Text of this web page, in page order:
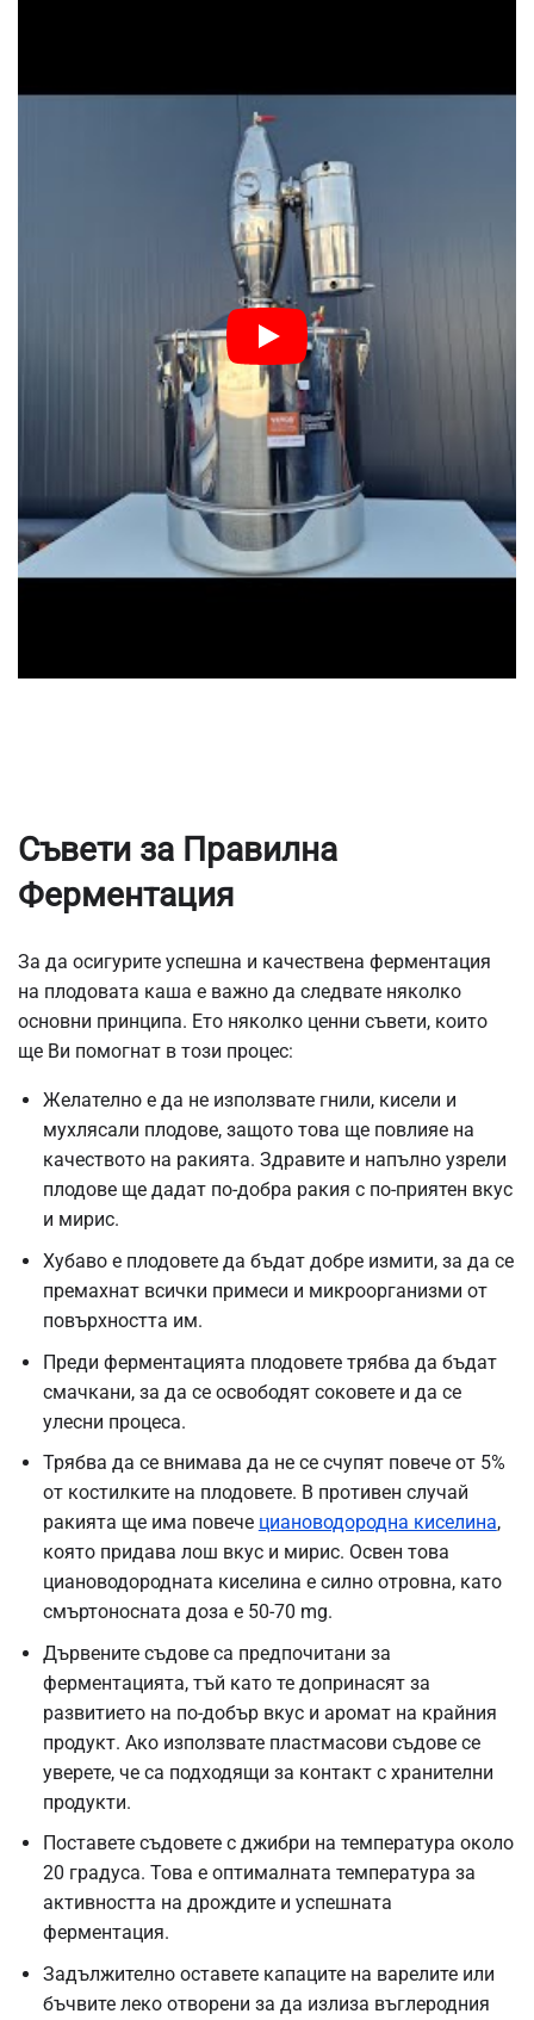
Съвети за Правилна
Ферментация
За да осигурите успешна и качествена ферментация
на плодовата каша е важно да следвате няколко
основни принципа. Ето няколко ценни съвети, които
ще Ви помогнат в този процес:
Желателно е да не използвате гнили, кисели и
мухлясали плодове, защото това ще повлияе на
качеството на ракията. Здравите и напълно узрели
плодове ще дадат по-добра ракия с по-приятен вкус
и мирис.
Хубаво е плодовете да бъдат добре измити, за да се
премахнат всички примеси и микроорганизми от
повърхността им.
Преди ферментацията плодовете трябва да бъдат
смачкани, за да се освободят соковете и да се
улесни процеса.
Трябва да се внимава да не се счупят повече от 5%
от костилките на плодовете. В противен случай
ракията ще има повече циановодородна киселина,
която придава лош вкус и мирис. Освен това
циановодородната киселина е силно отровна, като
смъртоносната доза е 50-70 mg.
Дървените съдове са предпочитани за
ферментацията, тъй като те допринасят за
развитието на по-добър вкус и аромат на крайния
продукт. Ако използвате пластмасови съдове се
уверете, че са подходящи за контакт с хранителни
продукти.
Поставете съдовете с джибри на температура около
20 градуса. Това е оптималната температура за
активността на дрождите и успешната
ферментация.
Задължително оставете капаците на варелите или
бъчвите леко отворени за да излиза въглеродния